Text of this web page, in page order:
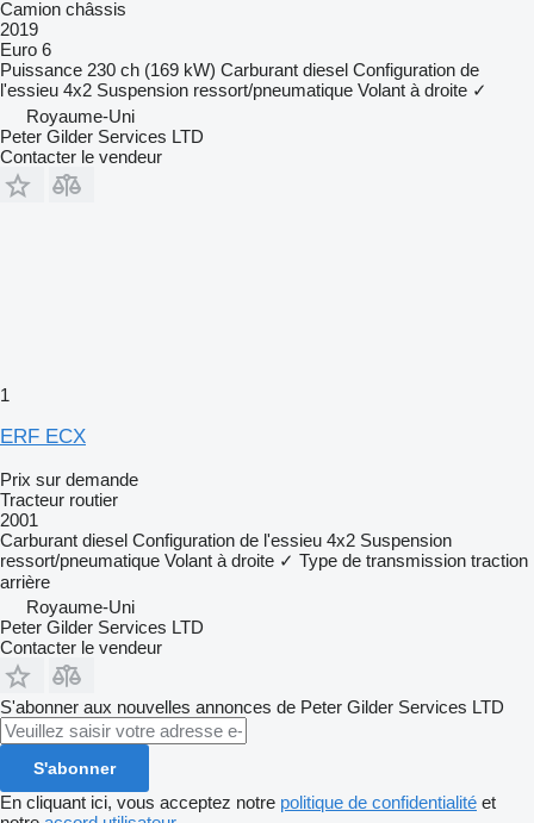
Camion châssis
2019
Euro 6
Puissance 230 ch (169 kW) Carburant diesel Configuration de
l'essieu 4x2 Suspension ressort/pneumatique Volant à droite ✓
Royaume-Uni
Peter Gilder Services LTD
Contacter le vendeur
1
ERF ECX
Prix sur demande
Tracteur routier
2001
Carburant diesel Configuration de l'essieu 4x2 Suspension
ressort/pneumatique Volant à droite ✓ Type de transmission traction
arrière
Royaume-Uni
Peter Gilder Services LTD
Contacter le vendeur
S'abonner aux nouvelles annonces de Peter Gilder Services LTD
S'abonner
En cliquant ici, vous acceptez notre politique de confidentialité et